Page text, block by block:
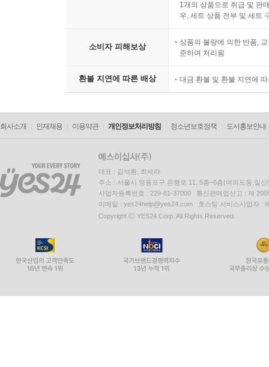
1개의 상품으로 취급 및 판
우, 세트 상품 전부 및 세트
소비자 피해보상
상품의 불량에 의한 반품,
준하여 처리됨
환불 지연에 따른 배상 대금 환불 및 환불 지연에
회사소개 인재채용 이용약관 개인정보처리방침 청소년보호정책 도서홍보안내
대표 : 김석환, 최세라
주소 : 서울시 영등포구 은행로 11, 5층~6층(여의도동,일신
사업자등록번호 : 229-81-37000 통신판매업신고 : 제
이메일 : yes24help@yes24.com 호스팅 서비스사업자 :
Copyright ⓒ YES24 Corp. All Rights Reserved.